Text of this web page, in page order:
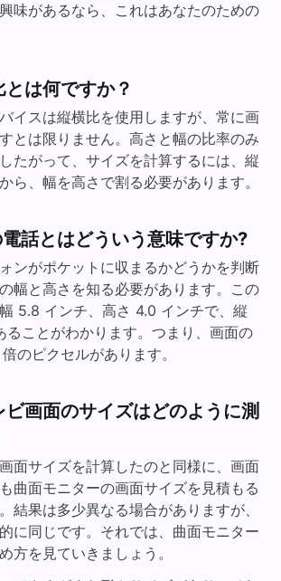
味があるなら、これはあなたのための
は何ですか？
イスは縦横比を使用しますが、常に画
とは限りません。高さと幅の比率のみ
たがって、サイズを計算するには、縦
ら、幅を高さで割る必要があります。
話とはどういう意味ですか?
ンがポケットに収まるかどうかを判断
幅と高さを知る必要があります。この
5.8 インチ、高さ 4.0 インチで、縦
ることがわかります。つまり、画面の
のピクセルがあります。
画面のサイズはどのように測
面サイズを計算したのと同様に、画面
曲面モニターの画面サイズを見積もる
結果は多少異なる場合がありますが、
に同じです。それでは、曲面モニター
方を見ていきましょう。